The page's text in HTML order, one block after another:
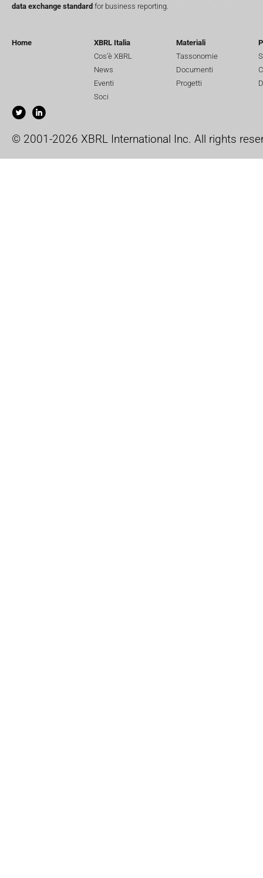
data exchange standard for business reporting.
Home
XBRL Italia
Cos’è XBRL
News
Eventi
Soci
Materiali
Tassonomie
Documenti
Progetti
© 2001-2026 XBRL International Inc. All rights